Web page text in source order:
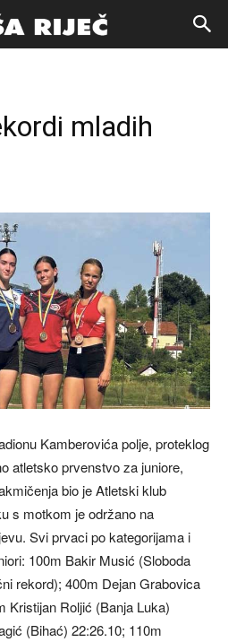
mladih
Kamberovića polje, proteklog
atletsko prvenstvo za juniore,
bio je Atletski klub
s motkom je održano na
Svi prvaci po kategorijama i
100m Bakir Musić (Sloboda
rekord); 400m Dejan Grabovica
Kristijan Roljić (Banja Luka)
(Bihać) 22:26.10; 110m